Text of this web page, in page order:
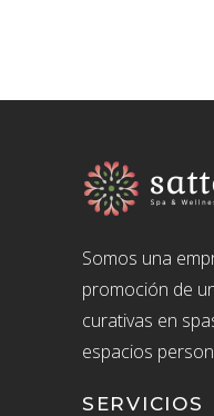
Somos una
promoción de
curativas en
espacios
SERVICIOS